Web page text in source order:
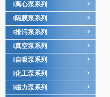
离心泵系列
隔膜泵系列
排污泵系列
真空泵系列
自吸泵系列
化工泵系列
磁力泵系列